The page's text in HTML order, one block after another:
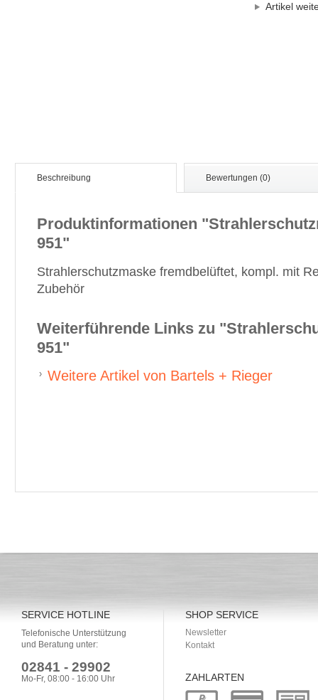
Artikel
Beschreibung Bewertungen (0)
Produktinformationen
951"
Strahlerschutzmaske fremdbelüftet, kompl. mit
Zubehör
Weiterführende Links zu
951"
Weitere Artikel von Bartels + Rieger
SERVICE HOTLINE
Telefonische Unterstützung
und Beratung unter:
02841 - 29902
Mo-Fr, 08:00 - 16:00 Uhr
SHOP SERVICE
Newsletter
Kontakt
ZAHLARTEN